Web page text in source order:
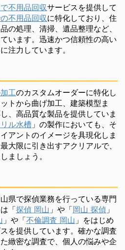
不用品回収サービスを提供して
不用品回収に特化しており、住
の処理、清掃、遺品整理など、
います。迅速かつ信頼性の高い
注力しています。
工のカスタムオーダーに特化し
トから曲げ加工、建築模型ま
、高品質な製品を提供していま
ル水槽 」の製作においても、そ
アントのイメージを具現化しま
大限に引き出すアクリアルで、
ましょう。
県で探偵業務を行っている専門
「探偵 岡山 」や「岡山 探偵 」
」や「不倫調査 岡山 」をはじめ
を提供しています。確かな調査
緻密な調査で、個人の悩みや企